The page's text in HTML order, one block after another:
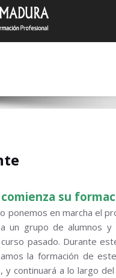
su
ponemos en marcha el
un grupo de alumnos y
pasado. Durante
la formación de
y continuará a lo largo